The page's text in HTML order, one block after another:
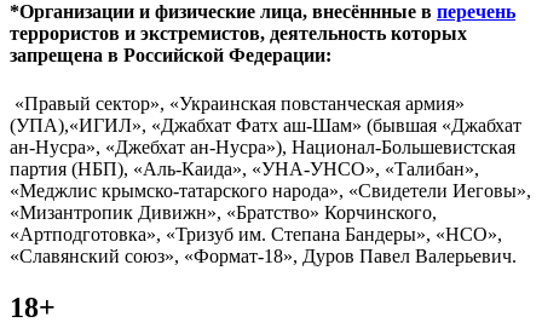
*Организации и физические лица, внесённные в перечень
террористов и экстремистов, деятельность которых
запрещена в Российской Федерации:
«Правый сектор», «Украинская повстанческая армия»
(УПА),«ИГИЛ», «Джабхат Фатх аш-Шам» (бывшая «Джабхат
ан-Нусра», «Джебхат ан-Нусра»), Национал-Большевистская
партия (НБП), «Аль-Каида», «УНА-УНСО», «Талибан»,
«Меджлис крымско-татарского народа», «Свидетели Иеговы»,
«Мизантропик Дивижн», «Братство» Корчинского,
«Артподготовка», «Тризуб им. Степана Бандеры», «НСО»,
«Славянский союз», «Формат-18», Дуров Павел Валерьевич.
18+